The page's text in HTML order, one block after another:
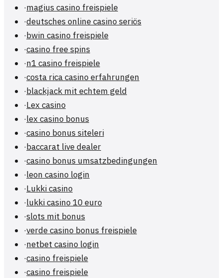
·magius casino freispiele
·deutsches online casino seriös
·bwin casino freispiele
·casino free spins
·n1 casino freispiele
·costa rica casino erfahrungen
·blackjack mit echtem geld
·Lex casino
·lex casino bonus
·casino bonus siteleri
·baccarat live dealer
·casino bonus umsatzbedingungen
·leon casino login
·Lukki casino
·lukki casino 10 euro
·slots mit bonus
·verde casino bonus freispiele
·netbet casino login
·casino freispiele
·casino freispiele